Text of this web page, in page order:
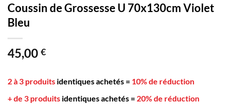
Coussin de Grossesse U 70x130cm Violet
Bleu
45,00 €
2 à 3 produits identiques achetés = 10% de réduction
+ de 3 produits identiques achetés = 20% de réduction